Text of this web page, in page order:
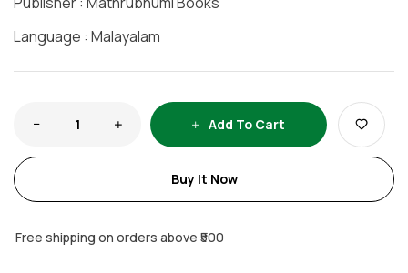
Language : Malayalam
Add To Cart
Buy It Now
Free shipping on orders above ₹500